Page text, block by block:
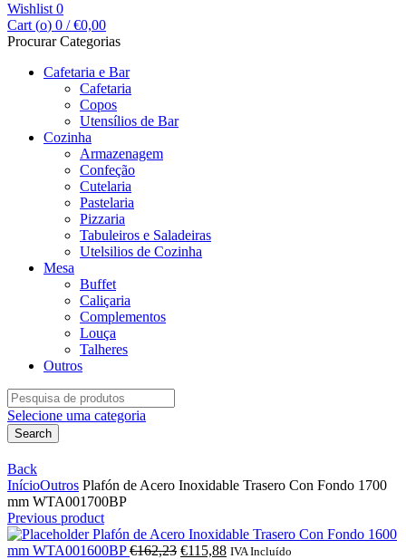
Wishlist 0
Cart (o) 0 / €0,00
Procurar Categorias
Cafetaria e Bar
Cafetaria
Copos
Utensílios de Bar
Cozinha
Armazenagem
Confeção
Cutelaria
Pastelaria
Pizzaria
Tabuleiros e Saladeiras
Utelsilios de Cozinha
Mesa
Buffet
Caliçaria
Complementos
Louça
Talheres
Outros
Search
for:
Selecione uma categoria
Search
Back
InícioOutros Plafón de Acero Inoxidable Trasero Con Fondo 1700
mm WTA001700BP
Previous product
Plafón de Acero Inoxidable Trasero Con Fondo 1600
mm WTA001600BP€162,23 O
€115,88OIVA Incluído